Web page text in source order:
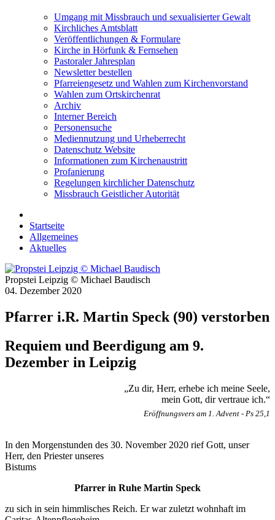
Umgang mit Missbrauch und sexualisierter Gewalt
Kirchliches Amtsblatt
Veröffentlichungen & Formulare
Kirche in Hörfunk & Fernsehen
Pastoraler Jahresplan
Newsletter bestellen
Pfarreiengesetz und Wahlen zum Kirchenvorstand
Wahlen zum Ortskirchenrat
Archiv
Interner Bereich
Personensuche
Mediennutzung und Urheberrecht
Datenschutz Website
Informationen zum Kirchenaustritt
Profanierung
Regelungen kirchlicher Datenschutz
Missbrauch Geistlicher Autorität
Startseite
Allgemeines
Aktuelles
Propstei Leipzig © Michael Baudisch
04. Dezember 2020
Pfarrer i.R. Martin Speck (90) verstorben
Requiem und Beerdigung am 9.
Dezember in Leipzig
„Zu dir, Herr, erhebe ich meine Seele,
mein Gott, dir vertraue ich.“
Eröffnungsvers am 1. Advent - Ps 25,1
In den Morgenstunden des 30. November 2020 rief Gott, unser
Herr, den Priester unseres
Bistums
Pfarrer in Ruhe Martin Speck
zu sich in sein himmlisches Reich. Er war zuletzt wohnhaft im